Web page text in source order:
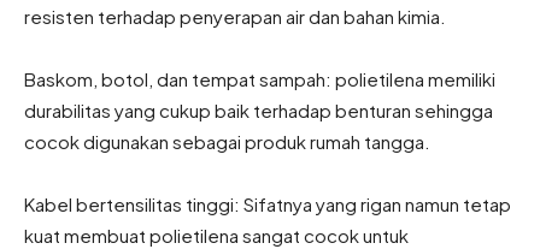
resisten terhadap penyerapan air dan bahan kimia.
Baskom, botol, dan tempat sampah: polietilena memiliki
durabilitas yang cukup baik terhadap benturan sehingga
cocok digunakan sebagai produk rumah tangga.
Kabel bertensilitas tinggi: Sifatnya yang rigan namun tetap
kuat membuat polietilena sangat cocok untuk